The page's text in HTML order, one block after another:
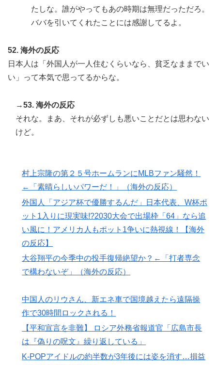
たしな。誰がやってもあの時期は無理だっただろ。
ババを引いてくれたことには感謝してるよ。
52. 海外の反応
日本人は「外国人が一人住むくらいなら、貧乏なままでい
い」って本気で思ってるからな。
→53. 海外の反応
それな。まあ、それが必ずしも悪いことだとは思わない
けど。
村上宗隆の第２５号ホームランにMLBファン騒然！
←「素晴らしいパワーだ！」（海外の反応）
外国人「アジア杯で優勝するんだ」日本代表、W杯ポ
ット1入りに現実味!?2030大会で出場枠「64」なら追
い風に！アメリカ人もポット1争いに熱視線！【海外
の反応】
大谷翔平の今季中の投手復帰絶望か？←「打者専念
で構わないぞ」（海外の反応）
中国人のリウさん、新エネ車で国境越えたら遠隔操
作で30時間ロックされる！
【平和宣言を非難】 ロシア外務省報道官「広島市長
は『偽りの呪文』繰り返している」
K-POPアイドルの約半数が3年後には姿を消す…損益